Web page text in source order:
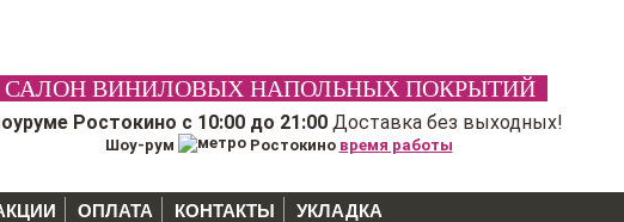
САЛОН ВИНИЛОВЫХ НАПОЛЬНЫХ ПОКРЫТИЙ
Ростокино с 10:00 до 21:00 Доставка без выходных!
Шоу-рум Ростокино время работы
ОПЛАТА КОНТАКТЫ УКЛАДКА